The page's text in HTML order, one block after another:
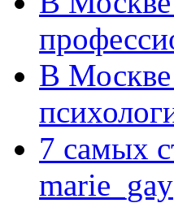
В Москве
7 самых
marie_gay